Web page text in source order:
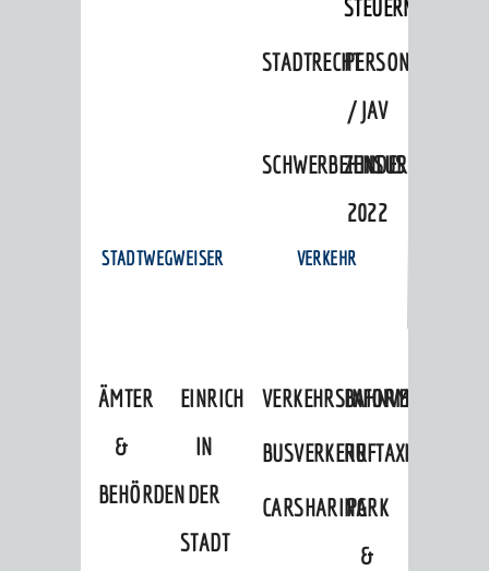
STEUERN
STADTRECHTPERSONALRAT
/ JAV
ZENSUS
2022
STADTWEGWEISER
ÄMTER
&
BEHÖRDEN
EINRICHTUNGEN
IN
DER
STADT
VERKEHR
VERKEHRSINFORMATIONEN
BAHNVERKEHR
BUSVERKEHRRUFTAXI
CARSHARINGPARK
&